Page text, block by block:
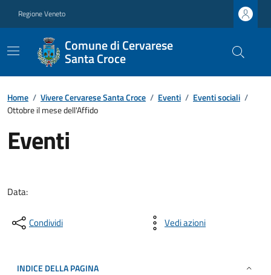
Regione Veneto
Comune di Cervarese
Santa Croce
Home / Vivere Cervarese Santa Croce / Eventi / Eventi sociali /
Ottobre il mese dell'Affido
Eventi
Data:
Condividi Vedi azioni
INDICE DELLA PAGINA